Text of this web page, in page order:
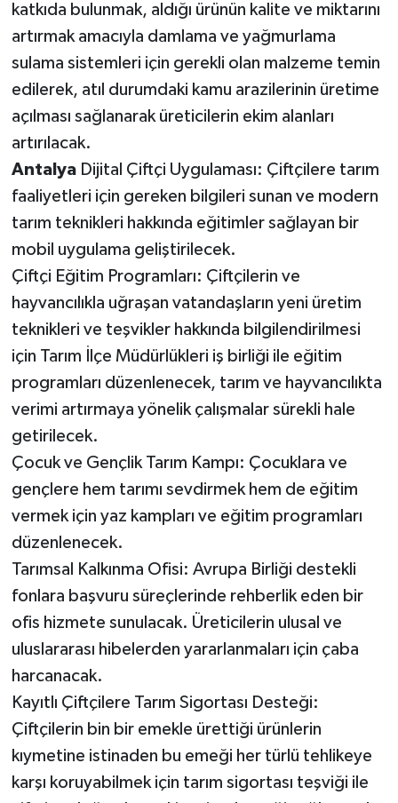
katkıda bulunmak, aldığı ürünün kalite ve miktarını
artırmak amacıyla damlama ve yağmurlama
sulama sistemleri için gerekli olan malzeme temin
edilerek, atıl durumdaki kamu arazilerinin üretime
açılması sağlanarak üreticilerin ekim alanları
artırılacak.
AntalyaDijital Çiftçi Uygulaması: Çiftçilere tarım
faaliyetleri için gereken bilgileri sunan ve modern
tarım teknikleri hakkında eğitimler sağlayan bir
mobil uygulama geliştirilecek.
Çiftçi Eğitim Programları: Çiftçilerin ve
hayvancılıkla uğraşan vatandaşların yeni üretim
teknikleri ve teşvikler hakkında bilgilendirilmesi
için Tarım İlçe Müdürlükleri iş birliği ile eğitim
programları düzenlenecek, tarım ve hayvancılıkta
verimi artırmaya yönelik çalışmalar sürekli hale
getirilecek.
Çocuk ve Gençlik Tarım Kampı: Çocuklara ve
gençlere hem tarımı sevdirmek hem de eğitim
vermek için yaz kampları ve eğitim programları
düzenlenecek.
Tarımsal Kalkınma Ofisi: Avrupa Birliği destekli
fonlara başvuru süreçlerinde rehberlik eden bir
ofis hizmete sunulacak. Üreticilerin ulusal ve
uluslararası hibelerden yararlanmaları için çaba
harcanacak.
Kayıtlı Çiftçilere Tarım Sigortası Desteği:
Çiftçilerin bin bir emekle ürettiği ürünlerin
kıymetine istinaden bu emeği her türlü tehlikeye
karşı koruyabilmek için tarım sigortası teşviği ile